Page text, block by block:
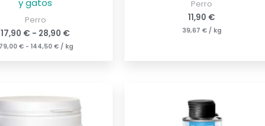
y gatos
Perro
17,90 € - 28,90 €
€ - 144,50 € / kg
Perro
11,90 €
39,67 €/ kg